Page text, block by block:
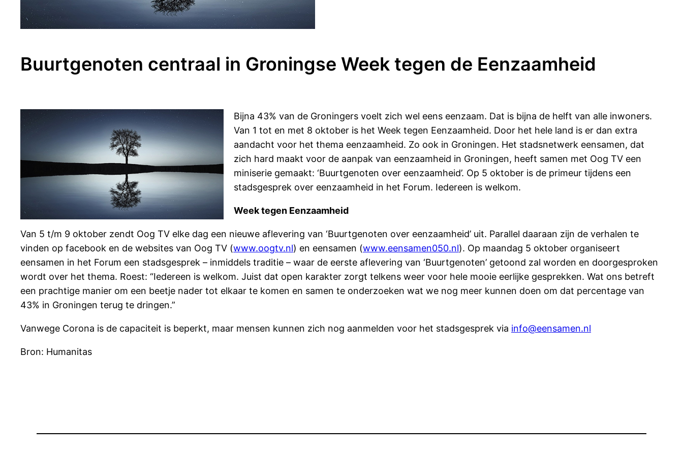
Buurtgenoten centraal in Groningse Week tegen de Eenzaamheid
Bijna 43% van de Groningers voelt zich wel eens eenzaam. Dat is bijna de helft van alle inwoners.
Van 1 tot en met 8 oktober is het Week tegen Eenzaamheid. Door het hele land is er dan extra
aandacht voor het thema eenzaamheid. Zo ook in Groningen. Het stadsnetwerk eensamen, dat
zich hard maakt voor de aanpak van eenzaamheid in Groningen, heeft samen met Oog TV een
miniserie gemaakt: ‘Buurtgenoten over eenzaamheid’. Op 5 oktober is de primeur tijdens een
stadsgesprek over eenzaamheid in het Forum. Iedereen is welkom.
Week tegen Eenzaamheid
Van 5 t/m 9 oktober zendt Oog TV elke dag een nieuwe aflevering van ‘Buurtgenoten over eenzaamheid’ uit. Parallel daaraan zijn de verhalen te
vinden op facebook en de websites van Oog TV (www.oogtv.nl) en eensamen (www.eensamen050.nl). Op maandag 5 oktober organiseert
eensamen in het Forum een stadsgesprek – inmiddels traditie – waar de eerste aflevering van ‘Buurtgenoten’ getoond zal worden en doorgesproken
wordt over het thema. Roest: “Iedereen is welkom. Juist dat open karakter zorgt telkens weer voor hele mooie eerlijke gesprekken. Wat ons betreft
een prachtige manier om een beetje nader tot elkaar te komen en samen te onderzoeken wat we nog meer kunnen doen om dat percentage van
43% in Groningen terug te dringen.”
Vanwege Corona is de capaciteit is beperkt, maar mensen kunnen zich nog aanmelden voor het stadsgesprek via info@eensamen.nl
Bron: Humanitas